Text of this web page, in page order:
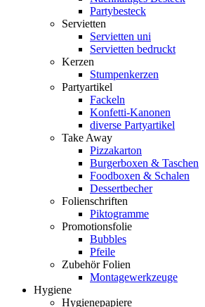
Partybesteck
Servietten
Servietten uni
Servietten bedruckt
Kerzen
Stumpenkerzen
Partyartikel
Fackeln
Konfetti-Kanonen
diverse Partyartikel
Take Away
Pizzakarton
Burgerboxen & Taschen
Foodboxen & Schalen
Dessertbecher
Folienschriften
Piktogramme
Promotionsfolie
Bubbles
Pfeile
Zubehör Folien
Montagewerkzeuge
Hygiene
Hygienepapiere